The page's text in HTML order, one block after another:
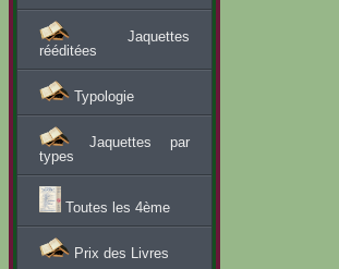
Jaquettes
rééditées
Typologie
Jaquettes par
types
Toutes les 4ème
Prix des Livres